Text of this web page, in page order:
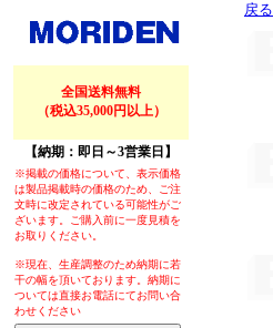
戻る
全国送料無料
（税込35,000円以上）
【納期：即日～3営業日】
※掲載の価格について、表示価格
は製品掲載時の価格のため、ご注
文時に改定されている可能性がご
ざいます。ご購入前に一度見積を
お取りください。
※現在、生産調整のため納期に若
干の幅を頂いております。納期に
ついては直接お電話にてお問い合
わせください